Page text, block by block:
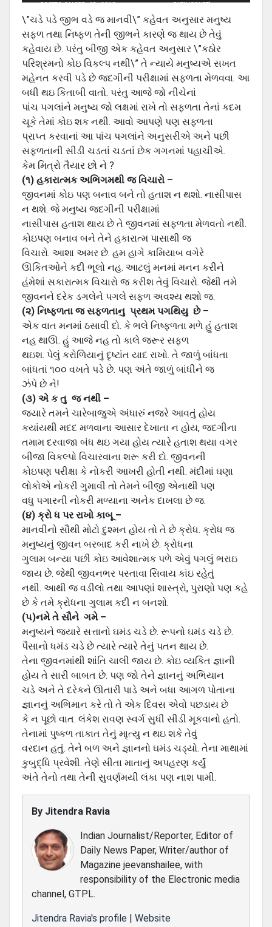
POSTED ON SEP - 28 - 2010
RATINGS YET)
\”ચડે પડે જીભ વડે જ માનવી\” કહેવત અનુસાર મનુષ્ય
સફળ તથા નિષ્ફળ તેની જીભને કારણે જ થાય છે તેવું
કહેવાય છે. પરંતુ બીજી એક કહેવત અનુસાર \”કઠોર
પરિશ્રમનો કોઇ વિકલ્પ નથી\” તે ન્યાયે મનુષ્યએ સખત
મહેનત કરવી પડે છે જદગીની પરીક્ષામાં સફળતા મેળવવા. આ
બધી થઇ કિતાબી વાતો. પરંતુ આજે જો નીચેનાં
પાંચ પગલાંને મનુષ્ય જો લક્ષમાં રાખે તો સફળતા તેનાં કદમ
ચૂકે તેમાં કોઇ શક નથી. આવો આપણે પણ સફળતા
પ્રાપ્ત કરવાનાં આ પાંચ પગલાંને અનુસરીએ અને પછી
સફળતાની સીડી ચડતાં ચડતાં છેક ગગનમાં પહાચીએ.
કેમ મિત્રો તૈયાર છો ને ?
(૧) હકારાત્મક અભિગમથી જ વિચારો –
જીવનમાં કોઇ પણ બનાવ બને તો હતાશ ન થશો. નાસીપાસ
ન થશે. જે મનુષ્ય જદગીની પરીક્ષામાં
નાસીપાસ હતાશ થાય છે તે જીવનમાં સફળતા મેળવતો નથી.
કોઇપણ બનાવ બને તેને હકારાત્મ પાસાથી જ
વિચારો. આશા અમર છે. હમ હાગે કામિયાબ વગેરે
ઊકિતઓને કદી ભૂલો નહ. આટલું મનમાં મનન કરીને
હંમેશાં સકારાત્મક વિચારો જ કરીશ તેવું વિચારો. જેથી તમે
જીવનને દરેક ડગલેને પગલે સફળ અવશ્ય થશો જ.
(૨) નિષ્ફળતા જ સફળતાનુ પ્રથમ પગથિયુ છે–
એક વાત મનમાં ઠસાવી દો. કે ભલે નિષ્ફળતા મળે હું હતાશ
નહ થાઊ. હું આજે નહ તો કાલે જરૂર સફળ
થઇશ. પેલું કરોળિયાનું દૃષ્ટાંત યાદ રાખો. તે જાળું બાંધતા
બાંધતાં ૧૦૦ વખતે પડે છે. પણ અંતે જાળું બાંધીને જ
ઝંપે છે ને!
(૩) એ ક તુ જ નથી –
જયારે તમને ચારેબાજુએ અંધારું નજરે આવતું હોય
કયાંયથી મદદ મળવાના આસાર દેખાતા ન હોય, જદગીના
તમામ દરવાજા બંધ થઇ ગયા હોય ત્યારે હતાશ થયા વગર
બીજા વિકલ્પો વિચારવાના શરૂ કરી દો. જીવનની
કોઇપણ પરીક્ષા કે નોકરી આખરી હોતી નથી. મંદીમાં ઘણા
લોકોએ નોકરી ગુમાવી તો તેમને બીજી એનાથી પણ
વધુ પગારની નોકરી મળ્યાના અનેક દાખલા છે જ.
(૪) ક્રો ધ પર રાખો કાબૂ –
માનવીનો સૌથી મોટો દુશ્મન હોય તો તે છે ક્રોધ. ક્રોધ જ
મનુષ્યનું જીવન બરબાદ કરી નાખે છે. ક્રોધના
ગુલામ બન્યા પછી કોઇ આવેશાત્મક પળે એવું પગલું ભરાઇ
જાય છે. જેથી જીવનભર પસ્તાવા સિવાય કાંઇ રહેતું
નથી. આથી જ વડીલો તથા આપણાં શાસ્ત્રો, પુરાણો પણ કહે
છે કે તમે ક્રોધના ગુલામ કદી ન બનશો.
(૫)નમે તે સૌને ગમે –
મનુષ્યને જયારે સત્તાનો ઘમંડ ચડે છે. રૂપનો ઘમંડ ચડે છે.
પૈસાનો ધમંડ ચડે છે ત્યારે ત્યારે તેનું પતન થાય છે.
તેના જીવનમાંથી શાંતિ ચાલી જાય છે. કોઇ વ્યકિત જ્ઞાની
હોય તે સારી બાબત છે. પણ જો તેને જ્ઞાનનું અભિયાન
ચડે અને તે દરેકને ઊતારી પાડે અને બધા આગળ પોતાના
જ્ઞાનનું અભિમાન કરે તો તે એક દિવસ એવો પછડાય છે
કે ન પૂછો વાત. લંકેશ રાવણ સ્વર્ગ સુધી સીડી મૂકવાનો હતો.
તેનામાં પુષ્કળ તાકાત તેનું માૃત્યુ ન થઇ શકે તેવું
વરદાન હતું. તેને બળ અને જ્ઞાનનો ઘમંડ ચડ્યો. તેના માથામાં
કુબુદ્ધિ પ્રવેશી. તેણે સીતા માતાનું અપહરણ કર્યું
અંતે તેનો તથા તેની સુવર્ણમયી લંકા પણ નાશ પામી.
By Jitendra Ravia
Indian Journalist/Reporter, Editor of
Daily News Paper, Writer/author of
Magazine jeevanshailee, with
responsibility of the Electronic media
channel, GTPL.
Jitendra Ravia's profile | Website